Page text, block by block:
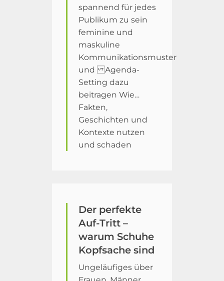
spannend für jedes
Publikum zu sein
feminine und
maskuline
Kommunikationsmuster
und Agenda-
Setting dazu
beitragen Wie…
Fakten,
Geschichten und
Kontexte nutzen
und schaden
Der perfekte
Auf-Tritt –
warum Schuhe
Kopfsache sind
Ungeläufiges über